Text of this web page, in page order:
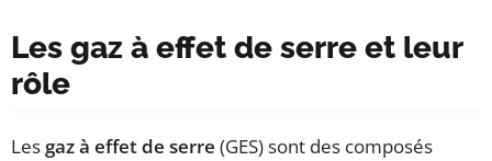
Les gaz à effet de serre et leur
rôle
Les gaz à effet de serre (GES) sont des composés